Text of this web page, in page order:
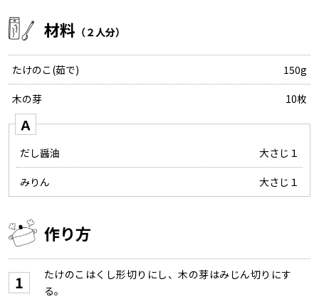
材料 （２人分）
たけのこ(茹で) 150g
木の芽 10枚
Ａ
だし醤油 大さじ１
みりん 大さじ１
作り方
たけのこはくし形切りにし、木の芽はみじん切りにす
る。